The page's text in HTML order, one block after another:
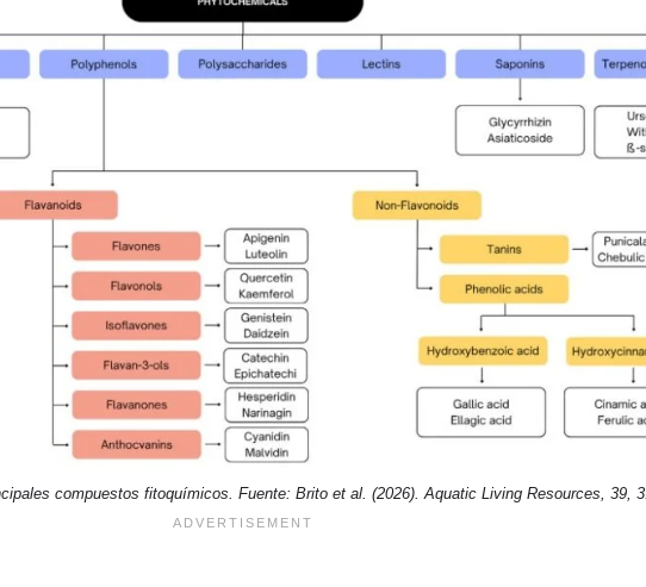
compuestos fitoquímicos. Fuente: Brito et al. (2026). Aquatic Living Resources, 39, 3.